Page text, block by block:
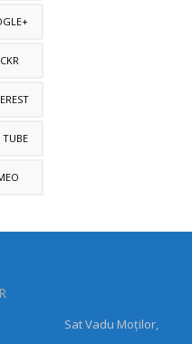
Sat Vadu Moților,